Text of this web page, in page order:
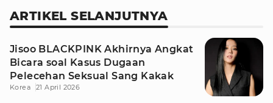
ARTIKEL SELANJUTNYA
Jisoo BLACKPINK Akhirnya Angkat
Bicara soal Kasus Dugaan
Pelecehan Seksual Sang Kakak
Korea 21 April 2026